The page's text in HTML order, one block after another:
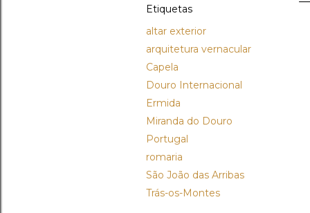
Etiquetas
altar exterior
arquitetura vernacular
Capela
Douro Internacional
Ermida
Miranda do Douro
Portugal
romaria
São João das Arribas
Trás-os-Montes